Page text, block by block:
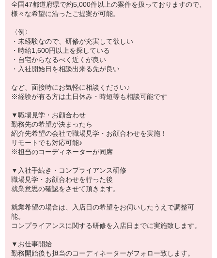
全国47都道府県で約5,000件以上の案件を扱っておりますので、
様々な希望に沿ったご提案が可能。
〈例〉
・未経験なので、研修が充実して欲しい
・時給1,600円以上を探している
・自宅からなるべく近くが良い
・入社開始日を相談出来る先が良い
など、面接時にお気軽に相談ください♪
※経験が有る方は土日休み・時短等も相談可能です
▼職場見学・お顔合わせ
勤務先の希望が決まったら
紹介先希望の会社で職場見学・お顔合わせを実施！
リモートでも対応可能♪
※担当のコーディネーターが同席
▼入社手続き・コンプライアンス研修
職場見学・お顔合わせを行った後
就業意思の確認をさせて頂きます。
就業希望の場合は、入店日の希望をお伺いしたうえで調整可
能。
コンプライアンスに関する研修を入店日までに実施致します。
▼お仕事開始
勤務開始後も担当のコーディネーターがフォロー致します。